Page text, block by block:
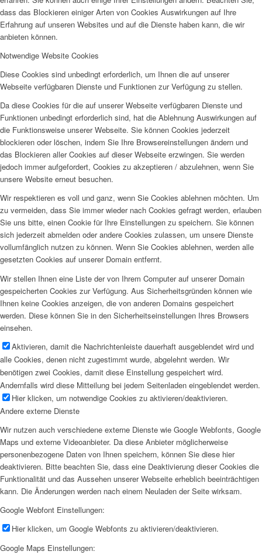
dass das Blockieren einiger Arten von Cookies Auswirkungen auf Ihre
Erfahrung auf unseren Websites und auf die Dienste haben kann, die wir
anbieten können.
Notwendige Website Cookies
Diese Cookies sind unbedingt erforderlich, um Ihnen die auf unserer
Webseite verfügbaren Dienste und Funktionen zur Verfügung zu stellen.
Da diese Cookies für die auf unserer Webseite verfügbaren Dienste und
Funktionen unbedingt erforderlich sind, hat die Ablehnung Auswirkungen auf
die Funktionsweise unserer Webseite. Sie können Cookies jederzeit
blockieren oder löschen, indem Sie Ihre Browsereinstellungen ändern und
das Blockieren aller Cookies auf dieser Webseite erzwingen. Sie werden
jedoch immer aufgefordert, Cookies zu akzeptieren / abzulehnen, wenn Sie
unsere Website erneut besuchen.
Wir respektieren es voll und ganz, wenn Sie Cookies ablehnen möchten. Um
zu vermeiden, dass Sie immer wieder nach Cookies gefragt werden, erlauben
Sie uns bitte, einen Cookie für Ihre Einstellungen zu speichern. Sie können
sich jederzeit abmelden oder andere Cookies zulassen, um unsere Dienste
vollumfänglich nutzen zu können. Wenn Sie Cookies ablehnen, werden alle
gesetzten Cookies auf unserer Domain entfernt.
Wir stellen Ihnen eine Liste der von Ihrem Computer auf unserer Domain
gespeicherten Cookies zur Verfügung. Aus Sicherheitsgründen können wie
Ihnen keine Cookies anzeigen, die von anderen Domains gespeichert
werden. Diese können Sie in den Sicherheitseinstellungen Ihres Browsers
einsehen.
Aktivieren, damit die Nachrichtenleiste dauerhaft ausgeblendet wird und
alle Cookies, denen nicht zugestimmt wurde, abgelehnt werden. Wir
benötigen zwei Cookies, damit diese Einstellung gespeichert wird.
Andernfalls wird diese Mitteilung bei jedem Seitenladen eingeblendet werden.
Hier klicken, um notwendige Cookies zu aktivieren/deaktivieren.
Andere externe Dienste
Wir nutzen auch verschiedene externe Dienste wie Google Webfonts, Google
Maps und externe Videoanbieter. Da diese Anbieter möglicherweise
personenbezogene Daten von Ihnen speichern, können Sie diese hier
deaktivieren. Bitte beachten Sie, dass eine Deaktivierung dieser Cookies die
Funktionalität und das Aussehen unserer Webseite erheblich beeinträchtigen
kann. Die Änderungen werden nach einem Neuladen der Seite wirksam.
Google Webfont Einstellungen:
Hier klicken, um Google Webfonts zu aktivieren/deaktivieren.
Google Maps Einstellungen: